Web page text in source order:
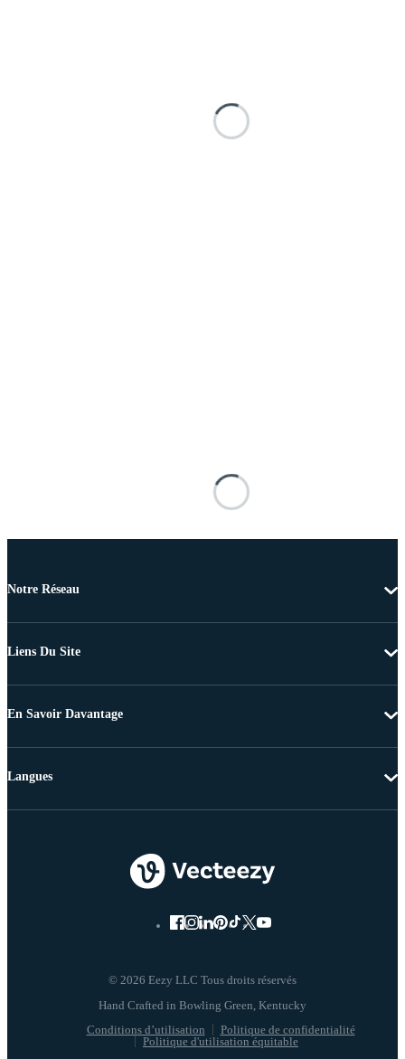
Notre Réseau
Liens Du Site
En Savoir Davantage
© 2026 Eezy LLC Tous droits réservés
Conditions d’utilisation
Politique de confidentialité
Politique d'utilisation équitable
Langues